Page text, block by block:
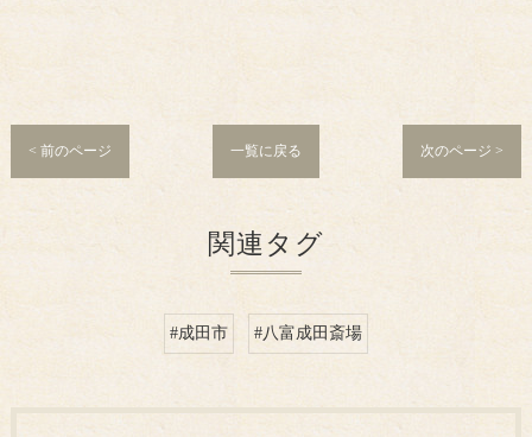
< 前のページ 一覧に戻る 次のページ >
関連タグ
#成田市 #八富成田斎場